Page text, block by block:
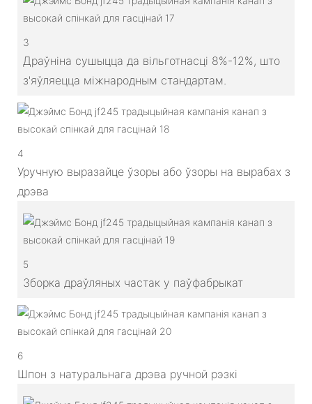
3
Драўніна сушыцца да вільготнасці 8%-12%, што
з'яўляецца міжнародным стандартам.
4
Уручную выразайце ўзоры або ўзоры на вырабах з
дрэва
5
Зборка драўляных частак у паўфабрыкат
6
Шпон з натуральнага дрэва ручной рэзкі